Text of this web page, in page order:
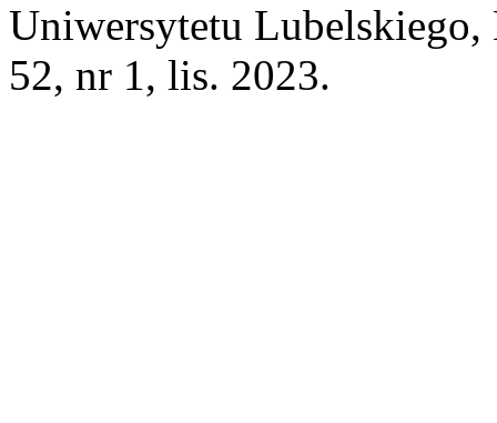
Uniwersytetu
52, nr 1, lis. 2023.